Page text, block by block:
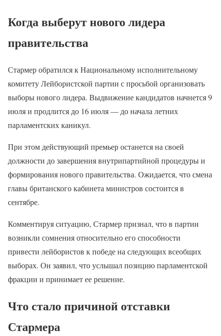
Когда выберут нового лидера
правительства
Стармер обратился к Национальному исполнительному
комитету Лейбористской партии с просьбой организовать
выборы нового лидера. Выдвижение кандидатов начнется 9
июля и продлится до 16 июля — до начала летних
парламентских каникул.
При этом действующий премьер останется на своей
должности до завершения внутрипартийной процедуры и
формирования нового правительства. Ожидается, что смена
главы британского кабинета министров состоится в
сентябре.
Комментируя ситуацию, Стармер признал, что в партии
возникли сомнения относительно его способности
привести лейбористов к победе на следующих всеобщих
выборах. Он заявил, что услышал позицию парламентской
фракции и принимает ее решение.
Что стало причиной отставки
Стармера